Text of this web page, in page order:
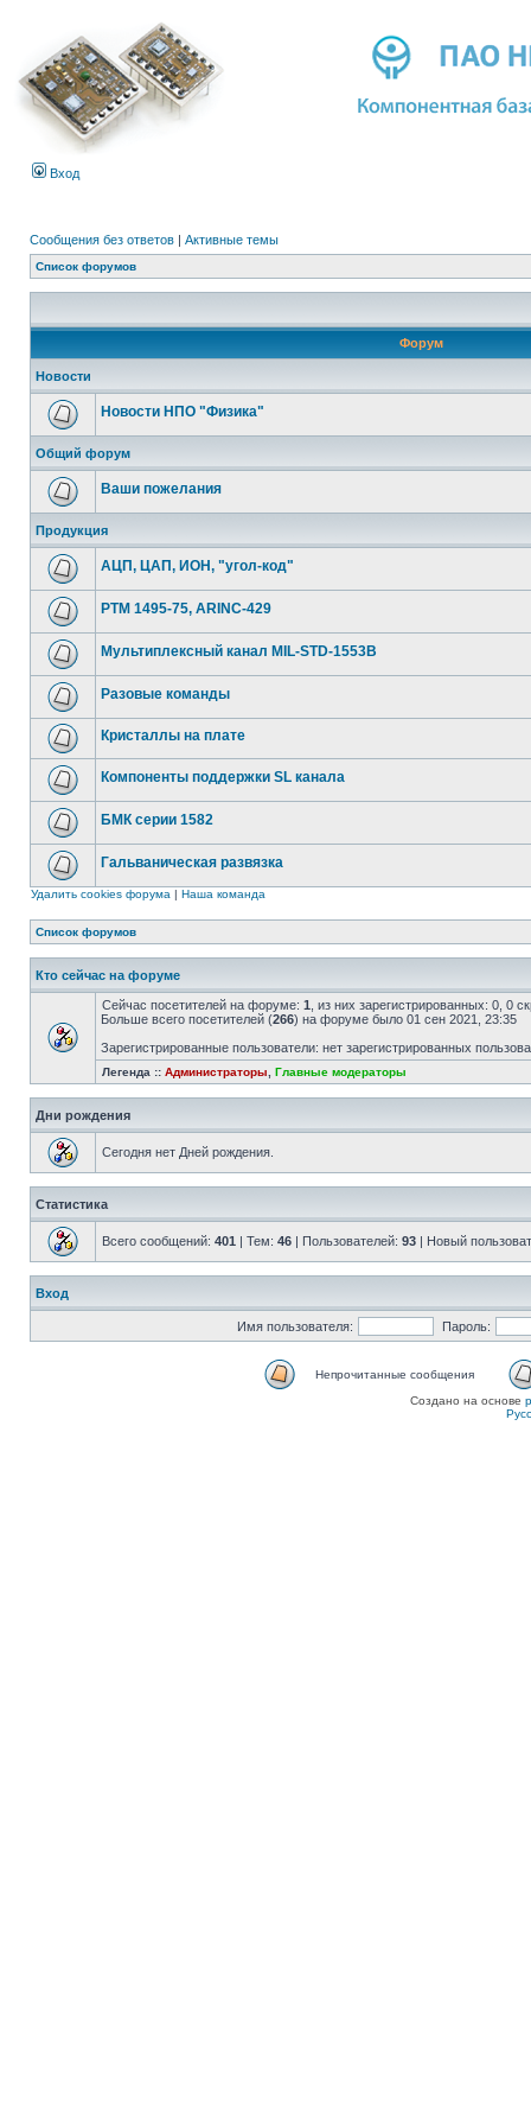
Вход
Сообщения без ответов | Активные темы
Список форумов
Форум
Новости
Новости НПО "Физика"
Общий форум
Ваши пожелания
Продукция
АЦП, ЦАП, ИОН, "угол-код"
РТМ 1495-75, ARINC-429
Мультиплексный канал MIL-STD-1553B
Разовые команды
Кристаллы на плате
Компоненты поддержки SL канала
БМК серии 1582
Гальваническая развязка
Удалить cookies форума | Наша команда
Список форумов
Кто сейчас на форуме
Сейчас посетителей на форуме: 1 , из них зарегистрированных: 0, 0
Больше всего посетителей (266) на форуме было 01 сен 2021, 23:35
Зарегистрированные пользователи: нет зарегистрированных
Легенда :: Администраторы Главные модераторы
Дни рождения
Сегодня нет Дней рождения.
Статистика
Всего сообщений: 401 | Тем: 46 | Пользователей: 93 | Новый
Вход
Имя пользователя: Пароль:
Непрочитанные сообщения
Создано на основе